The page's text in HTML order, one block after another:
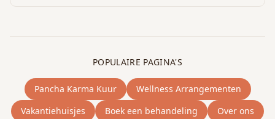
POPULAIRE PAGINA'S
Pancha Karma Kuur
Wellness Arrangementen
Vakantiehuisjes
Boek een behandeling
Over ons